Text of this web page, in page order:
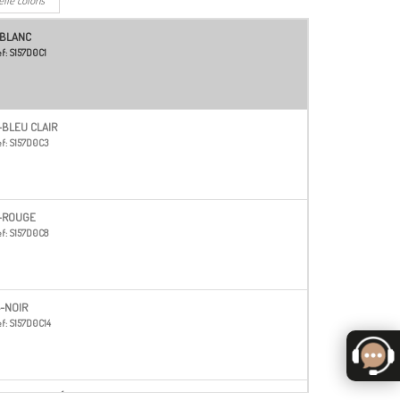
S157D0C1
CLAIR
S157D0C3
S157D0C8
NOIR
S157D0C14